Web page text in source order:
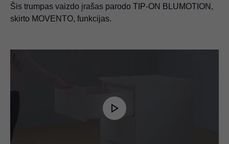
Šis trumpas vaizdo įrašas parodo TIP-ON BLUMOTION,
skirto MOVENTO, funkcijas.